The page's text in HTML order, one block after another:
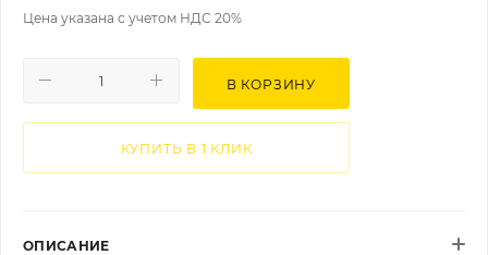
Цена указана с учетом НДС 20%
В КОРЗИНУ
КУПИТЬ В 1 КЛИК
ОПИСАНИЕ